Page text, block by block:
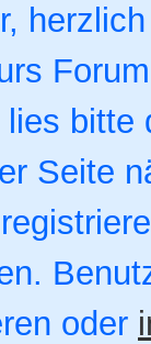
lies bitte
Seite
oder